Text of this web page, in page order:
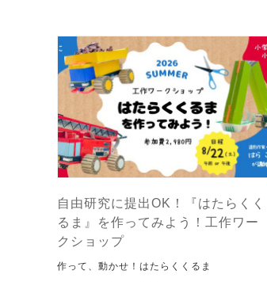
自由研究に提出OK！『はたらくく
るま』を作ってみよう！工作ワー
クショップ
作って、動かせ！はたらくくるま